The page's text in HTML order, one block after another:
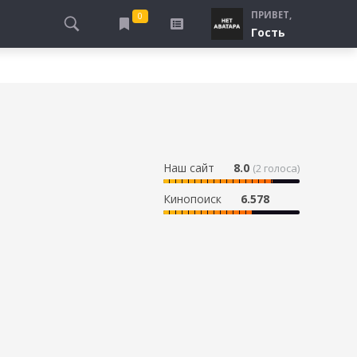
ПРО ШКОЛУ, ПОДРОСТКОВ
ПРО БОГАТЫХ И БЕДНЫХ
0 ПРИВЕТ,
Гость
Наш сайт 8.0 (2 голоса)
Кинопоиск 6.578